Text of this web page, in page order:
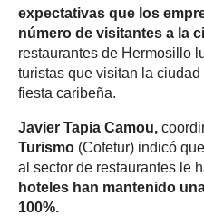
expectativas que los
número de visitantes a la
restaurantes de Hermosillo
turistas que visitan la
fiesta caribeña.
Javier Tapia Camou,
Turismo (Cofetur) indicó
al sector de restaurantes le
hoteles han mantenido
100%.